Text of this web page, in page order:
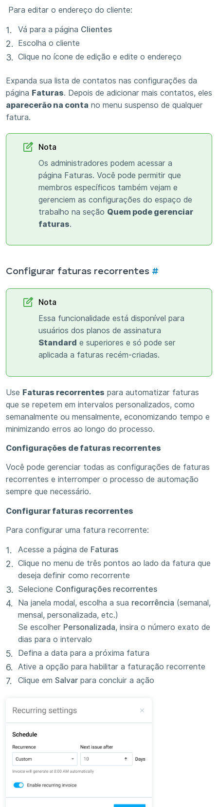
Para editar o endereço do cliente:
Vá para a página Clientes
Escolha o cliente
Clique no ícone de edição e edite o endereço
Expanda sua lista de contatos nas configurações da
página Faturas. Depois de adicionar mais contatos, eles
aparecerão na conta no menu suspenso de qualquer
fatura.
Nota
Os administradores podem acessar a
página Faturas. Você pode permitir que
membros específicos também vejam e
gerenciem as configurações do espaço de
trabalho na seção Quem pode gerenciar
faturas.
Configurar faturas recorrentes #
Nota
Essa funcionalidade está disponível para
usuários dos planos de assinatura
Standard e superiores e só pode ser
aplicada a faturas recém-criadas.
Use Faturas recorrentes para automatizar faturas
que se repetem em intervalos personalizados, como
semanalmente ou mensalmente, economizando tempo e
minimizando erros ao longo do processo.
Configurações de faturas recorrentes
Você pode gerenciar todas as configurações de faturas
recorrentes e interromper o processo de automação
sempre que necessário.
Configurar faturas recorrentes
Para configurar uma fatura recorrente:
Acesse a página de Faturas
Clique no menu de três pontos ao lado da fatura que
deseja definir como recorrente
Selecione Configurações recorrentes
Na janela modal, escolha a sua recorrência (semanal,
mensal, personalizada, etc.)
Se escolher Personalizada, insira o número exato de
dias para o intervalo
Defina a data para a próxima fatura
Ative a opção para habilitar a faturação recorrente
Clique em Salvar para concluir a ação